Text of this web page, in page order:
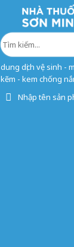
dung dịch vệ sinh -
kẽm - kem chống
Nhập tên sản